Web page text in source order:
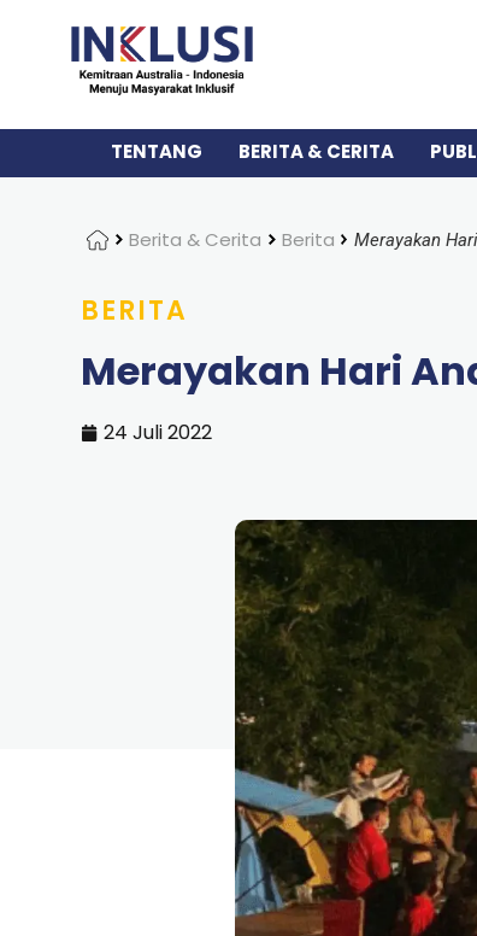
TENTANG BERITA & CERITA
HomeBerita & Cerita Berita Merayakan
BERITA
Merayakan Hari
24 Juli 2022